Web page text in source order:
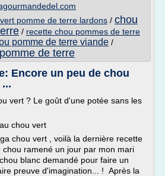
pomme de terre lardons / chou
/ recette chou pommes de terre
pomme de terre viande /
de terre
Encore un peu de chou
vert ? Le goût d'une potée sans les
chou vert
chou vert , voilà la dernière recette
ramené un jour par mon mari
blanc demandé pour faire un
preuve d'imagination... ! Après la